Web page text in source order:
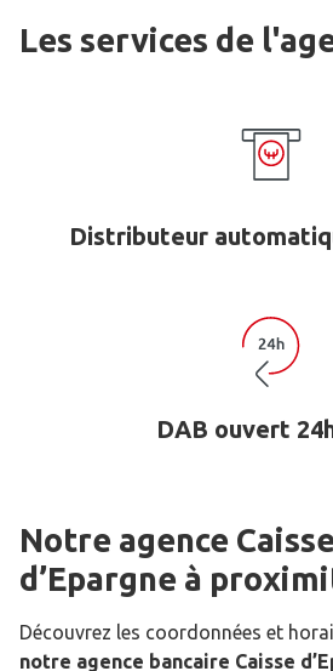
Les services de
Distributeur
DAB ouvert
Notre agence Caisse
d’Epargne à
Découvrez les coordonnées et
notre agence bancaire Caisse